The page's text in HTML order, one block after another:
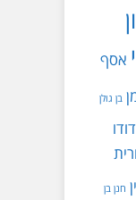
אסף
בן גולן
דודו
חנן בן